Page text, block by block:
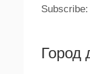
Subscribe:
Город